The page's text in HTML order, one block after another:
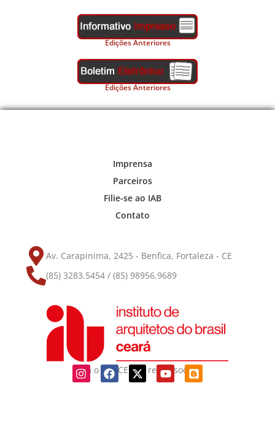
Edições Anteriores
Edições Anteriores
Siga o IAB-CE nas redes sociais
Imprensa
Parceiros
Filie-se ao IAB
Contato
Av. Carapinima, 2425 - Benfica, Fortaleza - CE
(85) 3283.5454 / (85) 98956.9689